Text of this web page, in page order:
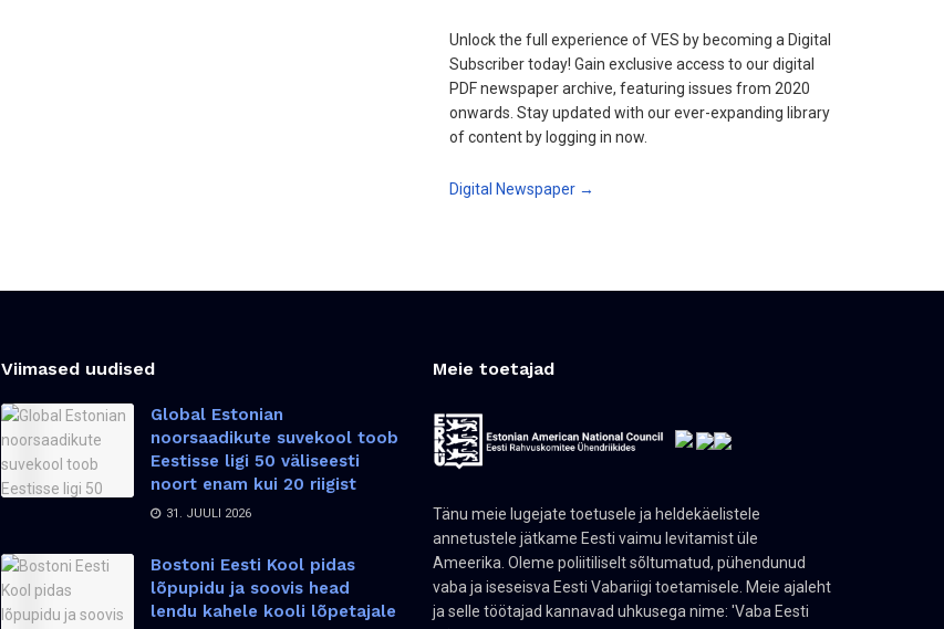
Unlock the full experience of VES by becoming a Digital
Subscriber today! Gain exclusive access to our digital
PDF newspaper archive, featuring issues from 2020
onwards. Stay updated with our ever-expanding library
of content by logging in now.
Digital Newspaper →
Viimased uudised
Global Estonian
noorsaadikute suvekool toob
Eestisse ligi 50 väliseesti
noort enam kui 20 riigist
31. JUULI 2026
Bostoni Eesti Kool pidas
lõpupidu ja soovis head
lendu kahele kooli lõpetajale
Meie toetajad
Tänu meie lugejate toetusele ja heldekäelistele
annetustele jätkame Eesti vaimu levitamist üle
Ameerika. Oleme poliitiliselt sõltumatud, pühendunud
vaba ja iseseisva Eesti Vabariigi toetamisele. Meie ajaleht
ja selle töötajad kannavad uhkusega nime: 'Vaba Eesti